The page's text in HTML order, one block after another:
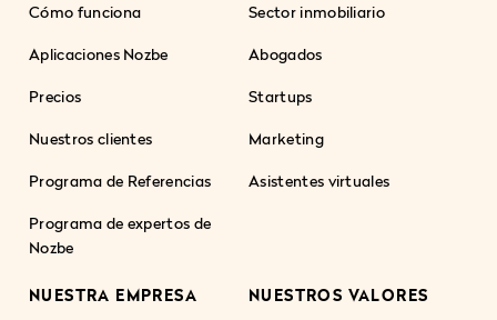
Cómo funciona
Aplicaciones Nozbe
Precios
Nuestros clientes
Programa de Referencias
Programa de expertos de
Nozbe
Sector inmobiliario
Abogados
Startups
Marketing
Asistentes virtuales
NUESTRA EMPRESA
NUESTROS VALORES